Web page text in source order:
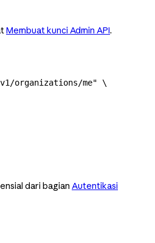
Membuat kunci Admin API.
organizations/me" \
dari bagian Autentikasi